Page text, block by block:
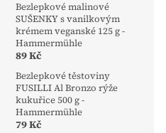
Bezlepkové malinové
SUŠENKY s vanilkovým
krémem veganské 125 g -
Hammermühle
89 Kč
Bezlepkové těstoviny
FUSILLI Al Bronzo rýže
kukuřice 500 g -
Hammermühle
79 Kč